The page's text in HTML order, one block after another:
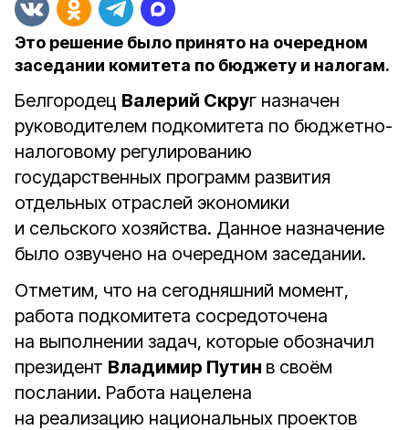
Это решение было принято на очередном
заседании комитета по бюджету и налогам.
Белгородец Валерий Скруг назначен
руководителем подкомитета по бюджетно-
налоговому регулированию
государственных программ развития
отдельных отраслей экономики
и сельского хозяйства. Данное назначение
было озвучено на очередном заседании.
Отметим, что на сегодняшний момент,
работа подкомитета сосредоточена
на выполнении задач, которые обозначил
президент Владимир Путин в своём
послании. Работа нацелена
на реализацию национальных проектов